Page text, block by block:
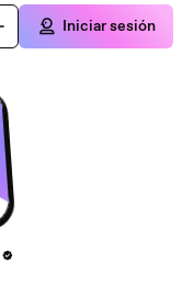
Iniciar sesión